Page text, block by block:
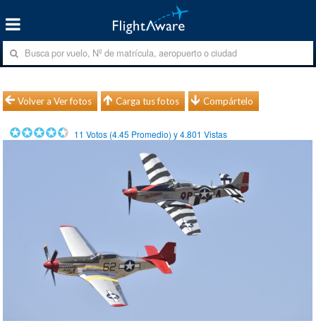
Volver a Ver fotos Carga tus fotos Compártelo
11 Votos (4.45 Promedio) y4.801 Vistas